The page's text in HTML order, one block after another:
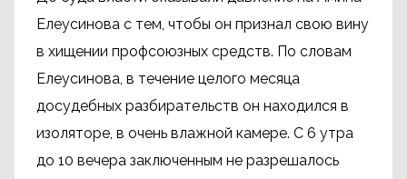
Елеусинова с тем, чтобы он признал свою вину
в хищении профсоюзных средств. По словам
Елеусинова, в течение целого месяца
досудебных разбирательств он находился в
изоляторе, в очень влажной камере. С 6 утра
до 10 вечера заключенным не разрешалось